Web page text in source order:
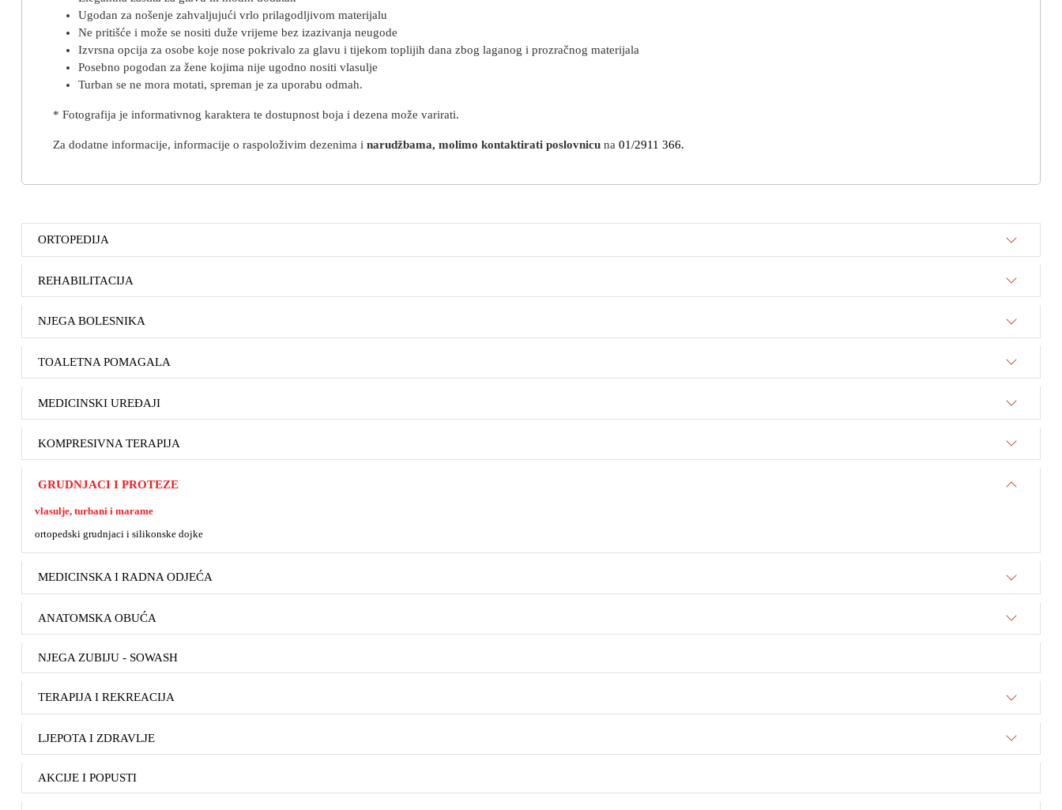
ORTOPEDIJA
REHABILITACIJA
NJEGA BOLESNIKA
TOALETNA POMAGALA
MEDICINSKI UREĐAJI
KOMPRESIVNA TERAPIJA
GRUDNJACI I PROTEZE
vlasulje, turbani i marame
ortopedski grudnjaci i silikonske dojke
MEDICINSKA I RADNA ODJEĆA
ANATOMSKA OBUĆA
NJEGA ZUBIJU - SOWASH
TERAPIJA I REKREACIJA
LJEPOTA I ZDRAVLJE
AKCIJE I POPUSTI
Ugodan za nošenje zahvaljujući vrlo prilagodljivom materijalu
Ne pritišće i može se nositi duže vrijeme bez izazivanja neugode
Izvrsna opcija za osobe koje nose pokrivalo za glavu i tijekom toplijih dana zbog laganog i prozračnog materijala
Posebno pogodan za žene kojima nije ugodno nositi vlasulje
Turban se ne mora motati, spreman je za uporabu odmah.
* Fotografija je informativnog karaktera te dostupnost boja i dezena može varirati.
Za dodatne informacije, informacije o raspoloživim dezenima i narudžbama, molimo kontaktirati poslovnicu na01/2911 366.